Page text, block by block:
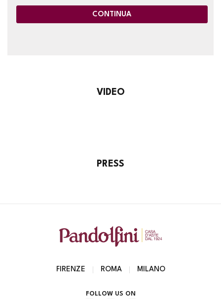
CONTINUA
VIDEO
PRESS
FIRENZE ROMA MILANO
FOLLOW US ON